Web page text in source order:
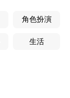
角色扮演
生活